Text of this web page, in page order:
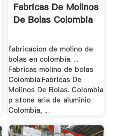
Fabricas De Molinos
De Bolas Colombia
fabricacion de molino de
bolas en colombia. ...
Fabricas molino de bolas
Colombia.Fabricas De
Molinos De Bolas. Colombia
p stone aria de aluminio
Colombia, ...